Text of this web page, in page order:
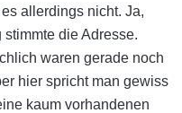
allerdings nicht. Ja,
die Adresse.
waren gerade noch
hier spricht man gewiss
kaum vorhandenen